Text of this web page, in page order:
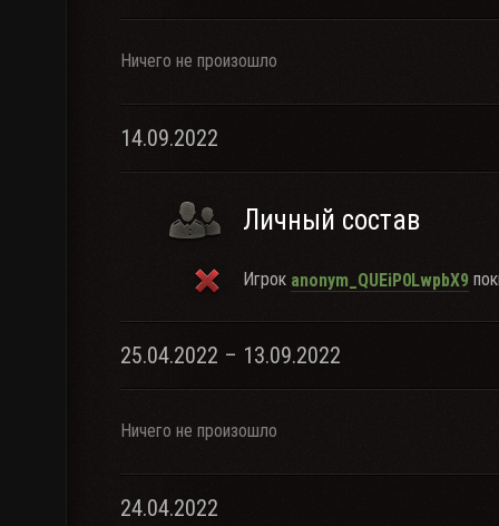
Ничего не произошло
14.09.2022
Личный состав
Игрок anonym_QUEiP0LwpbX9
25.04.2022 – 13.09.2022
Ничего не произошло
24.04.2022